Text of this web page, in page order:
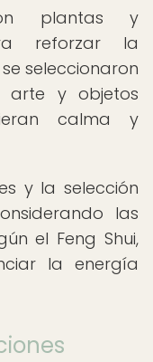
plantas y
reforzar la
seleccionaron
arte y objetos
calma y
y la selección
las
el Feng Shui,
la energía